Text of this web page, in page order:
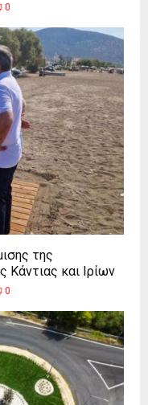
0
της
Κάντιας και Ιρίων
0